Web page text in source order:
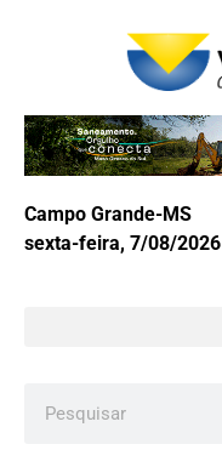
Campo Grande-MS
sexta-feira, 7/08/2026